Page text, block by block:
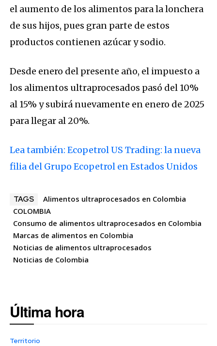
el aumento de los alimentos para la lonchera
de sus hijos, pues gran parte de estos
productos contienen azúcar y sodio.
Desde enero del presente año, el impuesto a
los alimentos ultraprocesados pasó del 10%
al 15% y subirá nuevamente en enero de 2025
para llegar al 20%.
Lea también: Ecopetrol US Trading: la nueva
filia del Grupo Ecopetrol en Estados Unidos
TAGS
Alimentos ultraprocesados en Colombia
COLOMBIA
Consumo de alimentos ultraprocesados en Colombia
Marcas de alimentos en Colombia
Noticias de alimentos ultraprocesados
Noticias de Colombia
Última hora
Territorio